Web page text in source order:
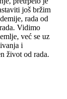
još bržim
rada od
Vidimo
već se uz
i
život od rada.